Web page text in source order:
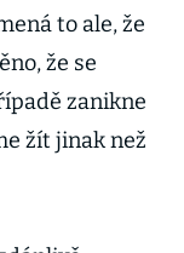
to ale, že
že se
zanikne
žít jinak než